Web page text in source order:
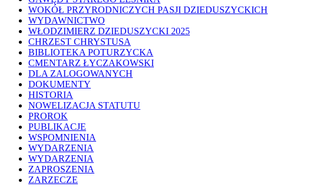
WOKÓŁ PRZYRODNICZYCH PASJI DZIEDUSZYCKICH
WYDAWNICTWO
WŁODZIMIERZ DZIEDUSZYCKI 2025
CHRZEST CHRYSTUSA
BIBLIOTEKA POTURZYCKA
CMENTARZ ŁYCZAKOWSKI
DLA ZALOGOWANYCH
DOKUMENTY
HISTORIA
NOWELIZACJA STATUTU
PROROK
PUBLIKACJE
WSPOMNIENIA
WYDARZENIA
WYDARZENIA
ZAPROSZENIA
ZARZECZE